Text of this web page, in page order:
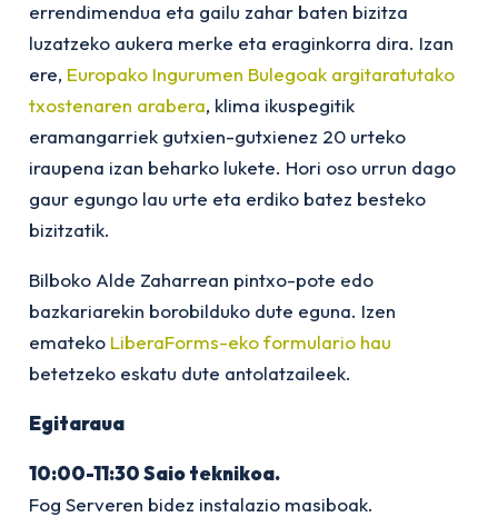
errendimendua eta gailu zahar baten bizitza
luzatzeko aukera merke eta eraginkorra dira. Izan
ere, Europako Ingurumen Bulegoak argitaratutako
txostenaren arabera, klima ikuspegitik
eramangarriek gutxien-gutxienez 20 urteko
iraupena izan beharko lukete. Hori oso urrun dago
gaur egungo lau urte eta erdiko batez besteko
bizitzatik.
Bilboko Alde Zaharrean pintxo-pote edo
bazkariarekin borobilduko dute eguna. Izen
emateko LiberaForms-eko formulario hau
betetzeko eskatu dute antolatzaileek.
Egitaraua
10:00-11:30 Saio teknikoa.
Fog Serveren bidez instalazio masiboak.